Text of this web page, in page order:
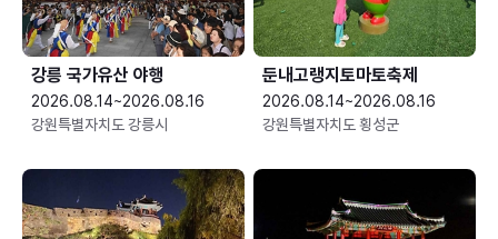
강릉 국가유산 야행
2026.08.14~2026.08.16
강원특별자치도 강릉시
둔내고랭지토마토축제
2026.08.14~2026.08.16
강원특별자치도 횡성군